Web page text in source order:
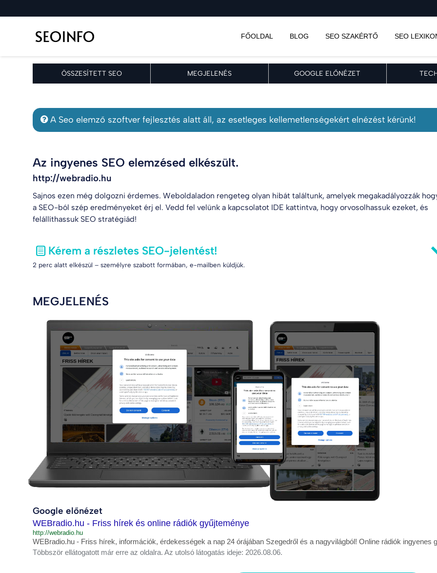
FŐOLDAL BLOG SEO SZAKÉRTŐ SEO
ÖSSZESÍTETT SEO MEGJELENÉS GOOGLE ELŐNÉZET
A Seo elemző szoftver fejlesztés alatt áll, az esetleges kellemetlenségekért elnézést kérünk!
Az ingyenes SEO elemzésed elkészült.
http://webradio.hu
Sajnos ezen még dolgozni érdemes. Weboldaladon rengeteg olyan hibát találtunk, amelyek megakadályozzák
a SEO-ból szép eredményeket érj el. Vedd fel velünk a kapcsolatot IDE kattintva, hogy orvosolhassuk ezeket, és
felállíthassuk SEO stratégiád!
Kérem a részletes SEO-jelentést!
2 perc alatt elkészül – személyre szabott formában, e-mailben küldjük.
MEGJELENÉS
Google előnézet
WEBradio.hu - Friss hírek és online rádiók gyűjteménye
http://webradio.hu
WEBradio.hu - Friss hírek, információk, érdekességek a nap 24 órájában Szegedről és a nagyvilágból! Online rádiók ingyenes
Többször ellátogatott már erre az oldalra. Az utolsó látogatás ideje: 2026.08.06.